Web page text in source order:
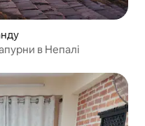
в Непалі